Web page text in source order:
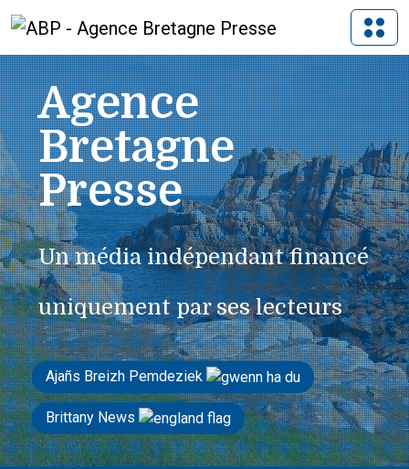
Ajañs Breizh Pemdeziek
Brittany News
Agence
Bretagne
Presse
Un média indépendant financé
uniquement par ses lecteurs